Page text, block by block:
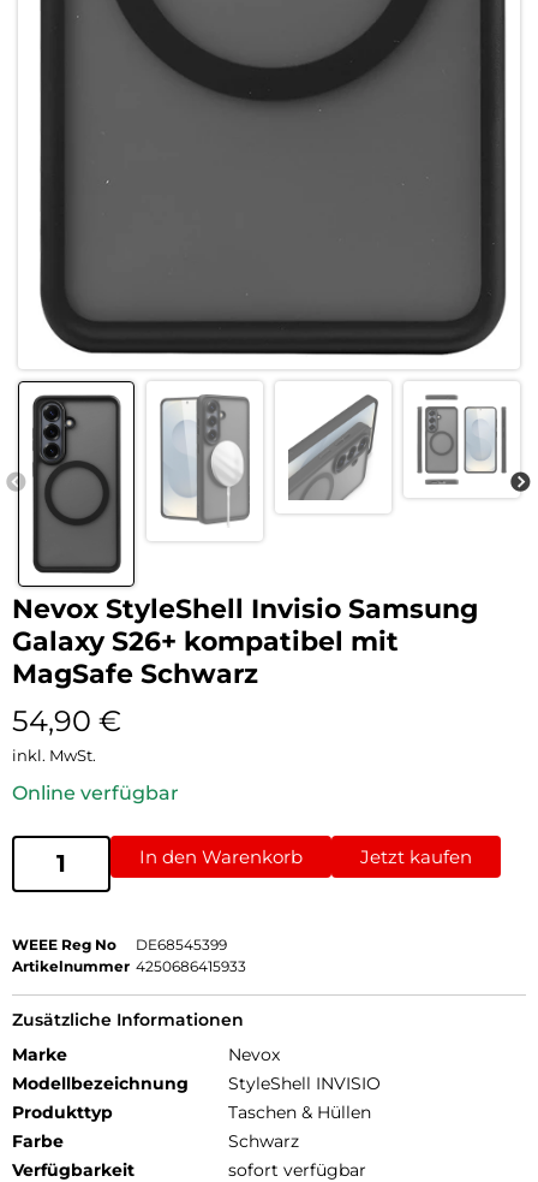
Nevox StyleShell Invisio Samsung
Galaxy S26+ kompatibel mit
MagSafe Schwarz
54,90 €
inkl. MwSt.
Online verfügbar
In den Warenkorb Jetzt kaufen
WEEE Reg No
DE68545399
Artikelnummer 4250686415933
Zusätzliche Informationen
Marke
Nevox
Modellbezeichnung
StyleShell INVISIO
Produkttyp
Taschen & Hüllen
Farbe
Schwarz
Verfügbarkeit
sofort verfügbar